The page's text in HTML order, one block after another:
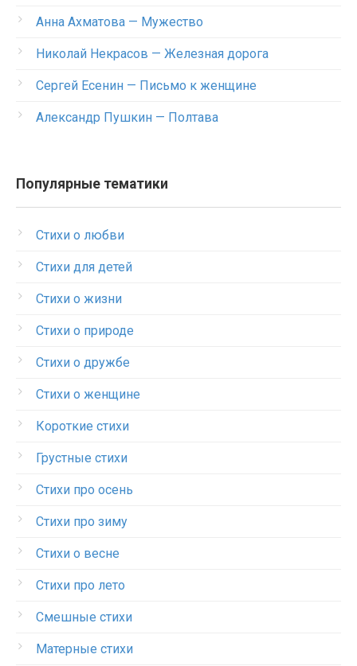
Анна Ахматова — Мужество
Николай Некрасов — Железная дорога
Сергей Есенин — Письмо к женщине
Александр Пушкин — Полтава
Популярные тематики
Стихи о любви
Стихи для детей
Стихи о жизни
Стихи о природе
Стихи о дружбе
Стихи о женщине
Короткие стихи
Грустные стихи
Стихи про осень
Стихи про зиму
Стихи о весне
Стихи про лето
Смешные стихи
Матерные стихи